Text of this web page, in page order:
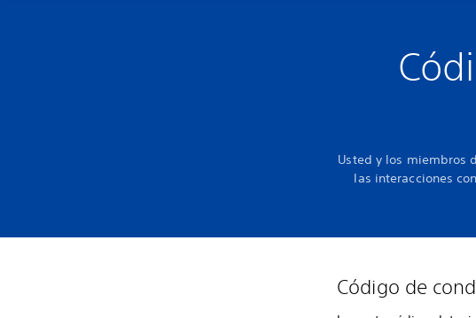
Usted y los miembros
las interacciones
Código de